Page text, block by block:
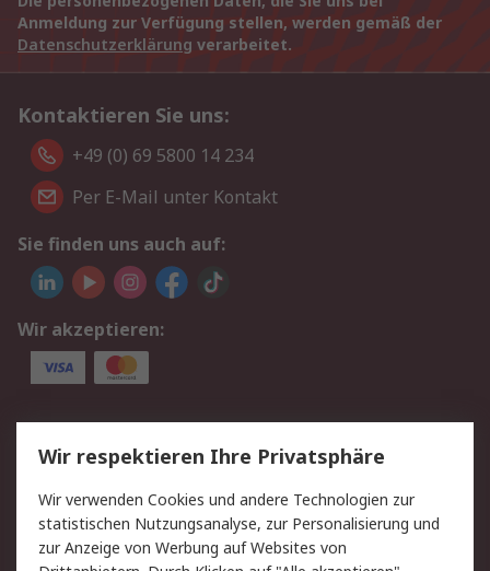
Anmeldung zur Verfügung stellen, werden gemäß der
Datenschutzerklärung verarbeitet.
Kontaktieren Sie uns:
+49 (0) 69 5800 14 234
Per E-Mail unter Kontakt
Sie finden uns auch auf:
Wir akzeptieren:
Service
Value Added Services
Lieferlösungen
Rücksendungen
Kontakt
Hilfe
Privatkunden
Wir respektieren Ihre Privatsphäre
Wir verwenden Cookies und andere Technologien zur
statistischen Nutzungsanalyse, zur Personalisierung und
zur Anzeige von Werbung auf Websites von